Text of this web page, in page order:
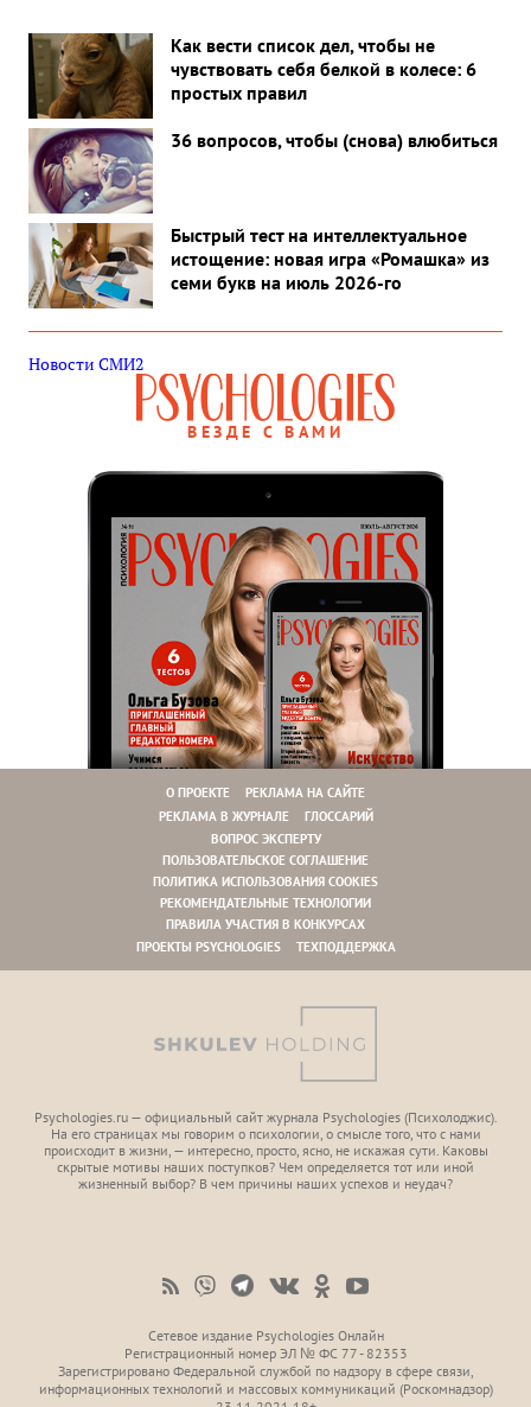
Как вести список дел, чтобы не
чувствовать себя белкой в колесе: 6
простых правил
36 вопросов, чтобы (снова) влюбиться
Быстрый тест на интеллектуальное
истощение: новая игра «Ромашка» из
семи букв на июль 2026-го
Новости СМИ2
ВЕЗДЕ С ВАМИ
О ПРОЕКТЕ
РЕКЛАМА НА САЙТЕ
РЕКЛАМА В ЖУРНАЛЕ
ГЛОССАРИЙ
ВОПРОС ЭКСПЕРТУ
ПОЛЬЗОВАТЕЛЬСКОЕ СОГЛАШЕНИЕ
ПОЛИТИКА ИСПОЛЬЗОВАНИЯ COOKIES
РЕКОМЕНДАТЕЛЬНЫЕ ТЕХНОЛОГИИ
ПРАВИЛА УЧАСТИЯ В КОНКУРСАХ
ПРОЕКТЫ PSYCHOLOGIES
ТЕХПОДДЕРЖКА
Psychologies.ru — официальный сайт журнала Psychologies (Психoлоджиc).
На его страницах мы говорим о психологии, о смысле того, что с нами
происходит в жизни, — интересно, просто, ясно, не искажая сути. Каковы
скрытые мотивы наших поступков? Чем определяется тот или иной
жизненный выбор? В чем причины наших успехов и неудач?
Сетевое издание Psychologies Онлайн
Регистрационный номер ЭЛ № ФС 77 - 82353
Зарегистрировано Федеральной службой по надзору в сфере связи,
информационных технологий и массовых коммуникаций (Роскомнадзор)